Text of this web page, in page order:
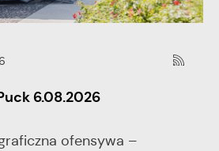
6.08.2026
ofensywa –